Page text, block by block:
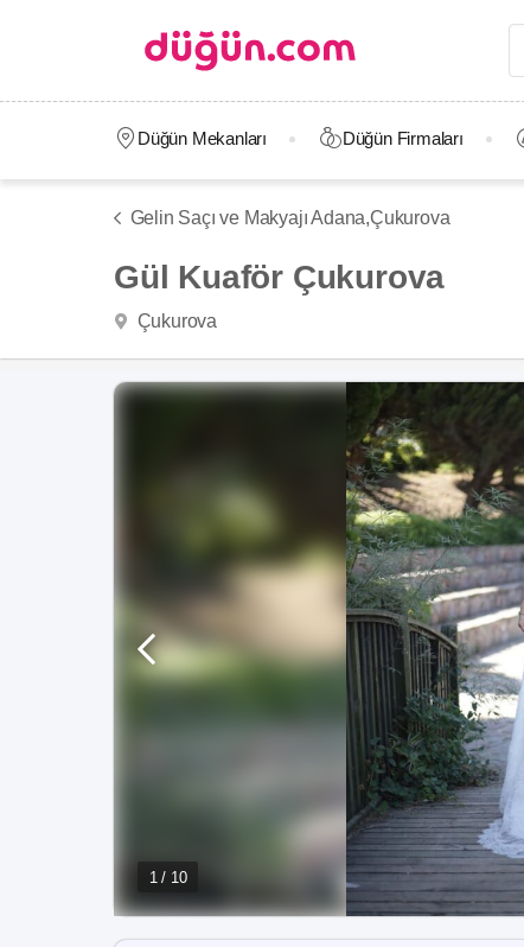
Düğün Mekanları Düğün Firmaları
Gelin Saçı ve Makyajı Adana,Çukurova
Gül Kuaför Çukurova
Çukurova
1 / 10